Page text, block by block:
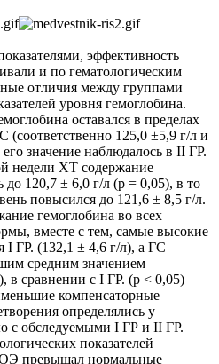
эффективность
и по гематологическим
отличия между группами
уровня гемоглобина.
оставался в пределах
125,0 ±5,9 г/л и
значение наблюдалось в II ГР.
недели ХТ содержание
до 120,7 ± 6,0 г/л (р = 0,05), в то
повысился до 121,6 ± 8,5 г/л.
гемоглобина во всех
вместе с тем, самые высокие
ГР. (132,1 ± 4,6 г/л), а ГС
средним значением
в сравнении с I ГР. (р < 0,05)
компенсаторные
определялись у
с обследуемыми I ГР и II ГР.
показателей
превышал нормальные